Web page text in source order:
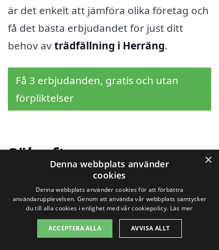
är det enkelt att jämföra olika företag och
få det bästa erbjudandet för just ditt
behov avträdfällning i Herräng.
Få 3 erbjudanden, gratis och utan
förpliktelser
Sök efter en
professionell för
trädfällning i andra
städer nära Herräng
×
Denna webbplats använder
cookies
Denna webbplats använder cookies för att förbättra
användarupplevelsen. Genom att använda vår webbplats samtycker
du till alla cookies i enlighet med vår cookiepolicy. Läs mer
ACCEPTERA ALLA AVVISA ALLT